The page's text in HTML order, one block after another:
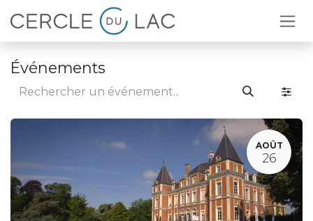
Se rendre au contenu
Événements
AOÛT
26